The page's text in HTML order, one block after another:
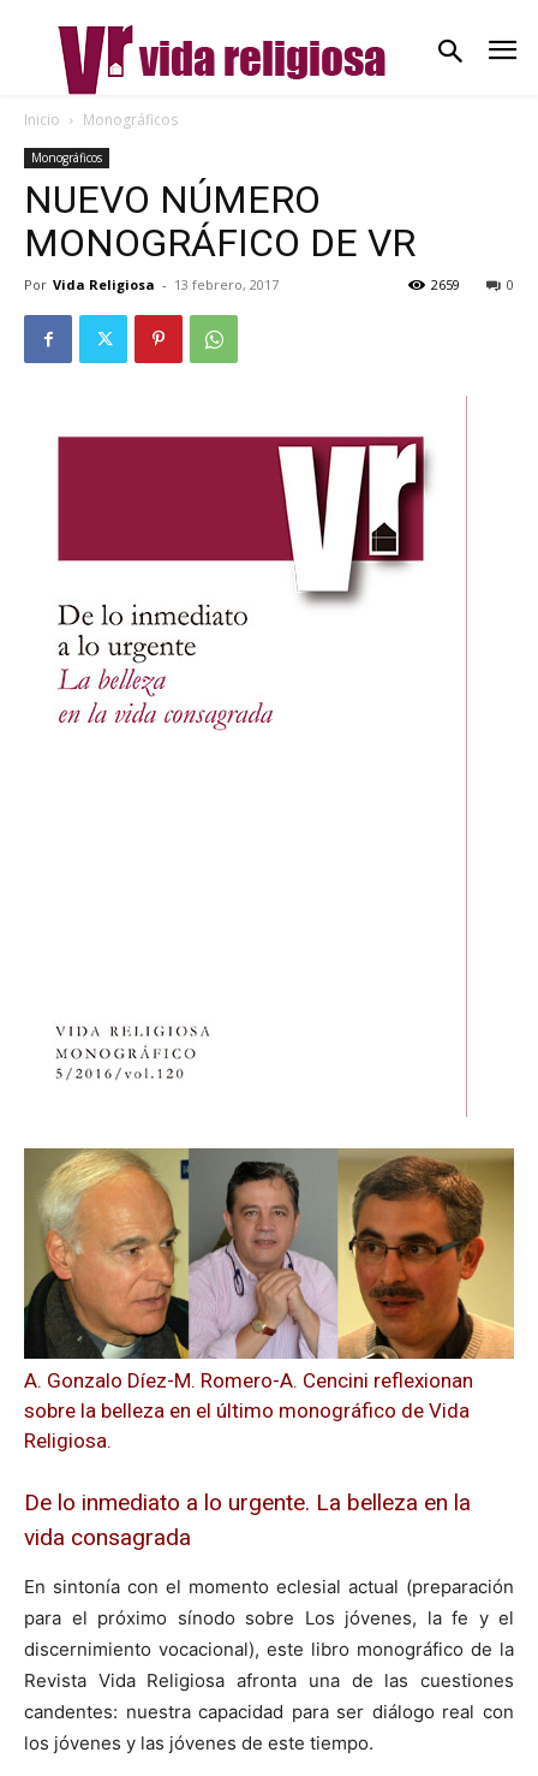
Inicio Monográficos
Monográficos
NUEVO NÚMERO
MONOGRÁFICO DE VR
Por Vida Religiosa - 13 febrero, 2017 0
2659
A. Gonzalo Díez-M. Romero-A. Cencini reflexionan
sobre la belleza en el último monográfico de Vida
Religiosa.
De lo inmediato a lo urgente. La belleza en la
vida consagrada
En sintonía con el momento eclesial actual (preparación
para el próximo sínodo sobre Los jóvenes, la fe y el
discernimiento vocacional), este libro monográfico de la
Revista Vida Religiosa afronta una de las cuestiones
candentes: nuestra capacidad para ser diálogo real con
los jóvenes y las jóvenes de este tiempo.